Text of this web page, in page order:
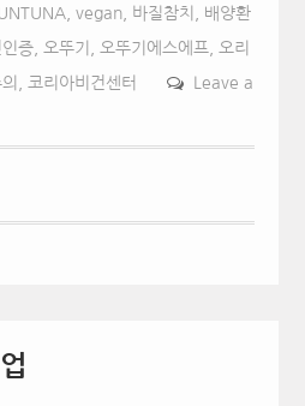
, vegan, 바질참치 배양환
증, 오뚜기 오뚜기에스에프, 오리
코리아비건센터 Leave a